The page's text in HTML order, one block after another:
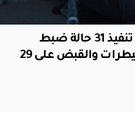
الأمن الوطني: تنفيذ 31 حالة ضبط
بالمنافذ والسيطرات والقبض على 29